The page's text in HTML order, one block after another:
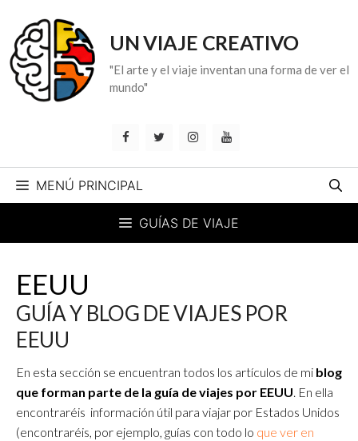
contenido
UN VIAJE CREATIVO
"El arte y el viaje inventan una forma de ver el
mundo"
MENÚ PRINCIPAL
GUÍAS DE VIAJE
EEUU
GUÍA Y BLOG DE VIAJES POR
EEUU
En esta sección se encuentran todos los artículos de mi blog
que forman parte de la guía de viajes por EEUU. En ella
encontraréis información útil para viajar por Estados Unidos
(encontraréis, por ejemplo, guías con todo lo que ver en